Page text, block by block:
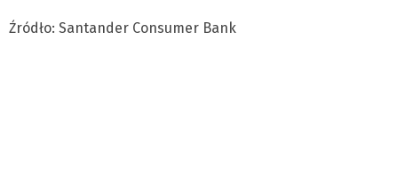
Źródło: Santander Consumer Bank